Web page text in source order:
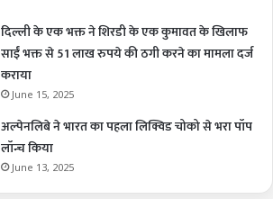
दिल्ली के एक भक्त ने शिरडी के एक कुमावत के खिलाफ
साईं भक्त से 51 लाख रुपये की ठगी करने का मामला दर्ज
कराया
June 15, 2025
अल्पेनलिबे ने भारत का पहला लिक्विड चोको से भरा पॉप
लॉन्च किया
June 13, 2025